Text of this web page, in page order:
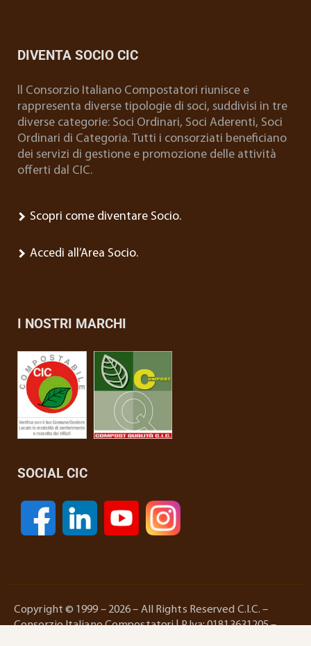
DIVENTA SOCIO CIC
ll Consorzio Italiano Compostatori riunisce e
rappresenta diverse tipologie di soci, suddivisi in tre
diverse categorie: Soci Ordinari, Soci Aderenti, Soci
Ordinari di Categoria. Tutti i consorziati beneficiano
dei servizi di gestione e promozione delle attività
offerti dal CIC.
Scopri come diventare Socio.
Accedi all’Area Socio.
I NOSTRI MARCHI
SOCIAL CIC
Copyright © 1999 – 2026 – All Rights Reserved C.I.C. –
Consorzio Italiano Compostatori | P.Iva: 01813631205 –